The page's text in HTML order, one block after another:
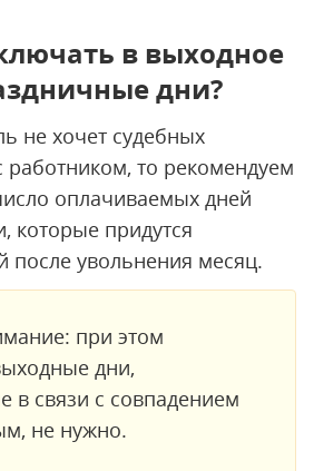
в выходное
дни?
не хочет судебных
работником, то рекомендуем
оплачиваемых дней
которые придутся
после увольнения месяц.
при этом
дни,
в связи с совпадением
не нужно.